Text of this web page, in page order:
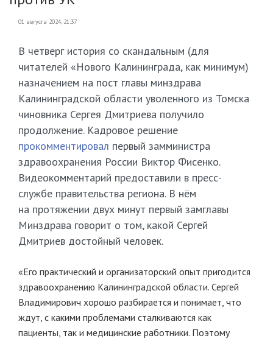
01 августа 2024, 21:37
В четверг история со скандальным (для
читателей «Нового Калининграда, как минимум)
назначением на пост главы минздрава
Калининградской области уволенного из Томска
чиновника Сергея Дмитриева получило
продолжение. Кадровое решение
прокомментировал первый замминистра
здравоохранения России Виктор Фисенко.
Видеокомментарий предоставили в пресс-
службе правительства региона. В нём
на протяжении двух минут первый замглавы
Минздрава говорит о том, какой Сергей
Дмитриев достойный человек.
«Его практический и организаторский опыт пригодится
здравоохранению Калининградской области. Сергей
Владимирович хорошо разбирается и понимает, что
ждут, с какими проблемами сталкиваются как
пациенты, так и медицинские работники. Поэтому